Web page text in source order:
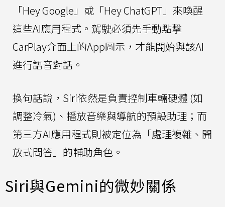
「Hey Google」或「Hey ChatGPT」來喚醒
這些AI應用程式。駕駛必須先手動點擊
CarPlay介面上的App圖示，才能開始與該AI
進行語音對話。
換句話說，Siri依然是負責控制車輛硬體 (如
調整冷氣)、播放音樂與導航的預設助理；而
第三方AI應用程式則被定位為「處理複雜、開
放式問答」的輔助角色。
Siri與Gemini的微妙關係